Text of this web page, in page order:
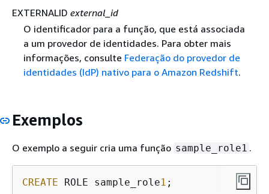
EXTERNALID external_id
O identificador para a função, que está associada
a um provedor de identidades. Para obter mais
informações, consulte Federação do provedor de
identidades (IdP) nativo para o Amazon Redshift.
Exemplos
O exemplo a seguir cria uma função sample_role1 .
CREATE ROLE sample_role1 ;